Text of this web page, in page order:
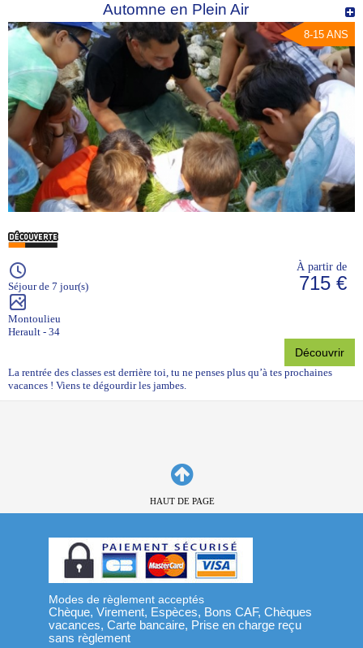
Automne en Plein Air
8-15 ANS
Séjour de 7 jour(s)
Montoulieu
Herault - 34
À partir de
715 €
Découvrir
La rentrée des classes est derrière toi, tu ne penses plus qu’à tes prochaines
vacances ! Viens te dégourdir les jambes.
HAUT DE PAGE
Modes de règlement acceptés
Chèque, Virement, Espèces, Bons CAF, Chèques
vacances, Carte bancaire, Prise en charge reçu
sans règlement